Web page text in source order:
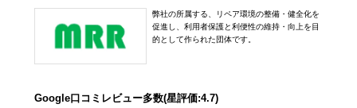
弊社の所属する、リペア環境の整備・健全化を
促進し、利用者保護と利便性の維持・向上を目
的として作られた団体です。
Google口コミレビュー多数(星評価:4.7)